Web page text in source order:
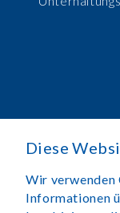
Diese
Wir verwenden
Informationen